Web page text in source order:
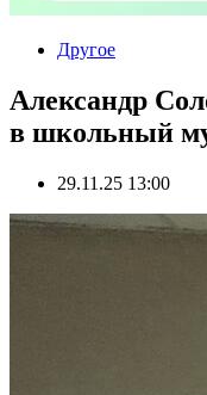
Другое
Александр
в школьный
29.11.25 13:00